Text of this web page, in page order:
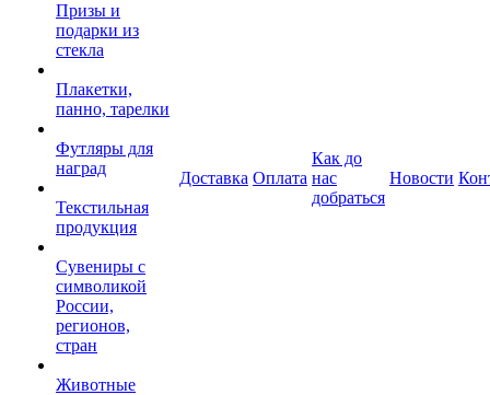
Призы и
подарки из
стекла
Плакетки,
панно, тарелки
Футляры для
наград
Текстильная
продукция
Сувениры с
символикой
России,
регионов,
стран
Животные
Доставка Оплата
Как до
нас
добраться
Новости